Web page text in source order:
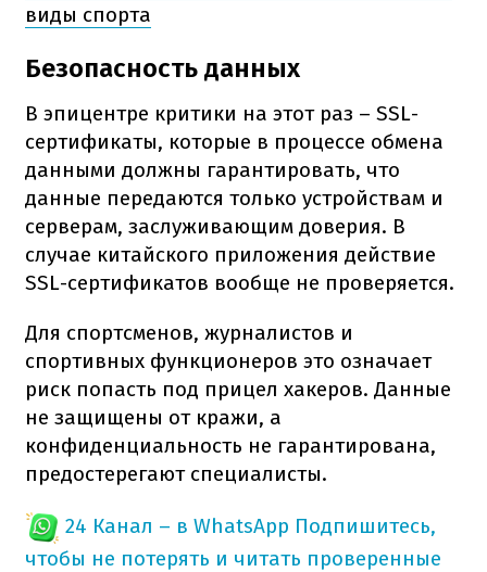
виды спорта
Безопасность данных
В эпицентре критики на этот раз – SSL-
сертификаты, которые в процессе обмена
данными должны гарантировать, что
данные передаются только устройствам и
серверам, заслуживающим доверия. В
случае китайского приложения действие
SSL-сертификатов вообще не проверяется.
Для спортсменов, журналистов и
спортивных функционеров это означает
риск попасть под прицел хакеров. Данные
не защищены от кражи, а
конфиденциальность не гарантирована,
предостерегают специалисты.
24 Канал – в WhatsApp Подпишитесь,
чтобы не потерять и читать проверенные